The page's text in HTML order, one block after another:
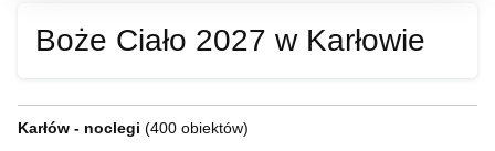
Boże Ciało 2027 w Karłowie
Karłów - noclegi (400 obiektów)